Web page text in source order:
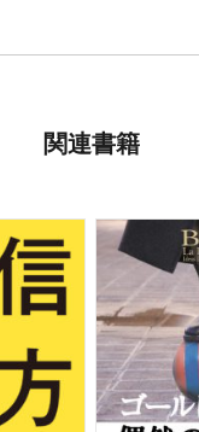
関連書籍